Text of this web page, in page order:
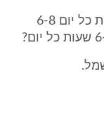
"ש. אתה יכול לספר לבית הדין מה עשית כל יום 6-8